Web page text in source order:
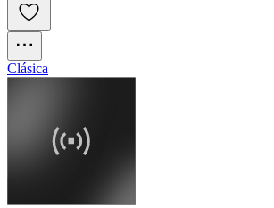
Clásica